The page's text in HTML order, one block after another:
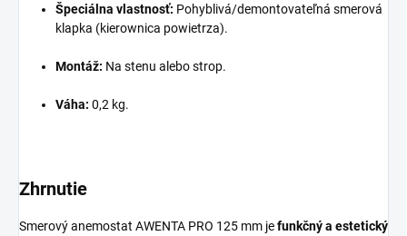
Špeciálna vlastnosť: Pohyblivá/demontovateľná smerová
klapka (kierownica powietrza).
Montáž: Na stenu alebo strop.
Váha: 0,2 kg.
Zhrnutie
Smerový anemostat AWENTA PRO 125 mm jefunkčný a estetický